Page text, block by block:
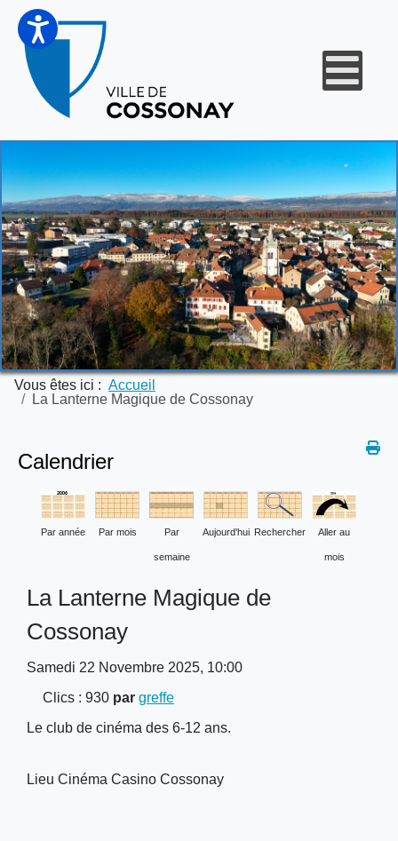
Vous êtes ici : Accueil
La Lanterne Magique de Cossonay
Calendrier
Par année Par mois Par
semaine
Aujourd'hui Rechercher Aller au
mois
La Lanterne Magique de
Cossonay
Samedi 22 Novembre 2025, 10:00
Clics : 930 pargreffe
Le club de cinéma des 6-12 ans.
Lieu Cinéma Casino Cossonay